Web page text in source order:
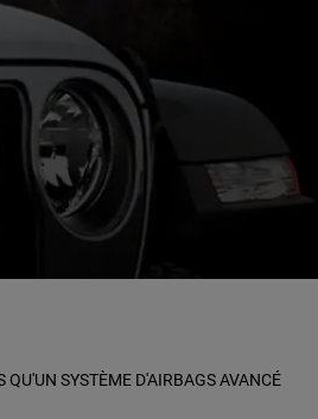
SYSTÈME D'AIRBAGS AVANCÉ